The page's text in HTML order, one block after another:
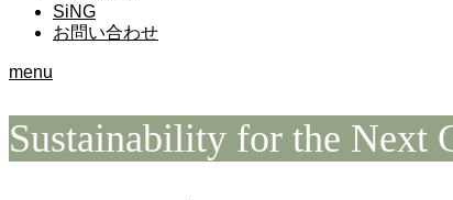
SiNG
お問い合わせ
menu
Sustainability for the Next